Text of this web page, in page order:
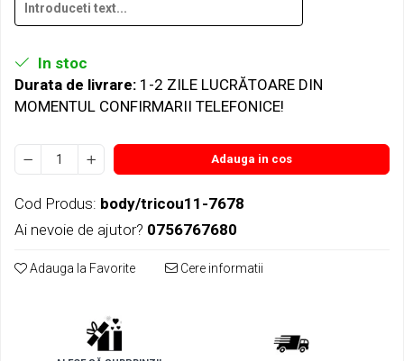
In stoc
Durata de livrare: 1-2 ZILE LUCRĂTOARE DIN
MOMENTUL CONFIRMARII TELEFONICE!
Adauga in cos
Cod Produs: body/tricou11-7678
Ai nevoie de ajutor? 0756767680
Adauga la Favorite Cere informatii